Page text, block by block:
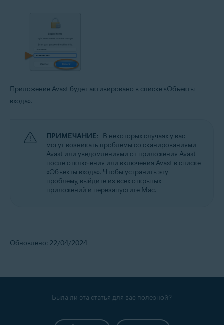
Приложение Avast будет активировано в списке «Объекты
входа».
ПРИМЕЧАНИЕ: В некоторых случаях у вас
могут возникать проблемы со сканированиями
Avast или уведомлениями от приложения Avast
после отключения или включения Avast в списке
«Объекты входа». Чтобы устранить эту
проблему, выйдите из всех открытых
приложений и перезапустите Mac.
Обновлено: 22/04/2024
Была ли эта статья для вас полезной?